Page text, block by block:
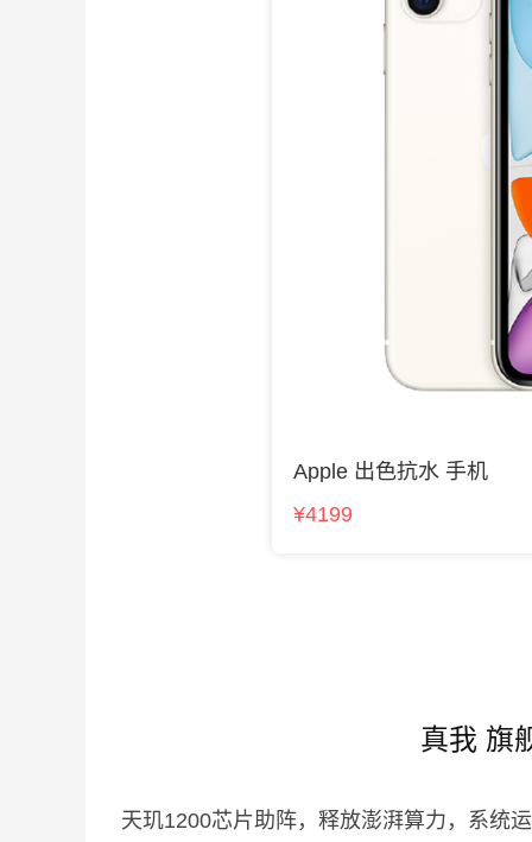
Apple 出色抗水 手机
¥4199
真我 旗
天玑1200芯片助阵，释放澎湃算力，系统